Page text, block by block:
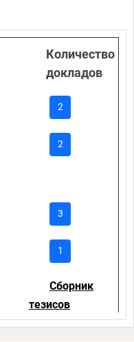
Количество
докладов
2
2
3
1
Сборник
тезисов